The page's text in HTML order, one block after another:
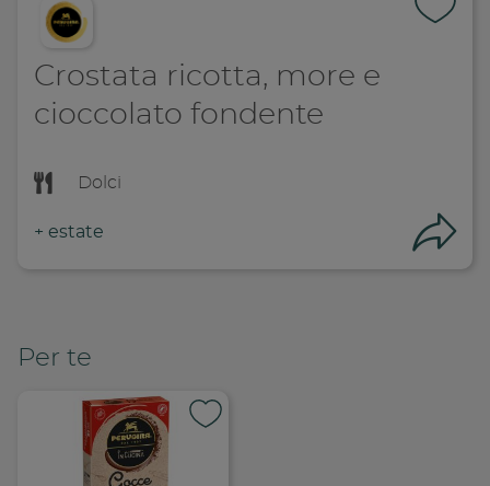
Crostata ricotta, more e
cioccolato fondente
Dolci
+ estate
Per te